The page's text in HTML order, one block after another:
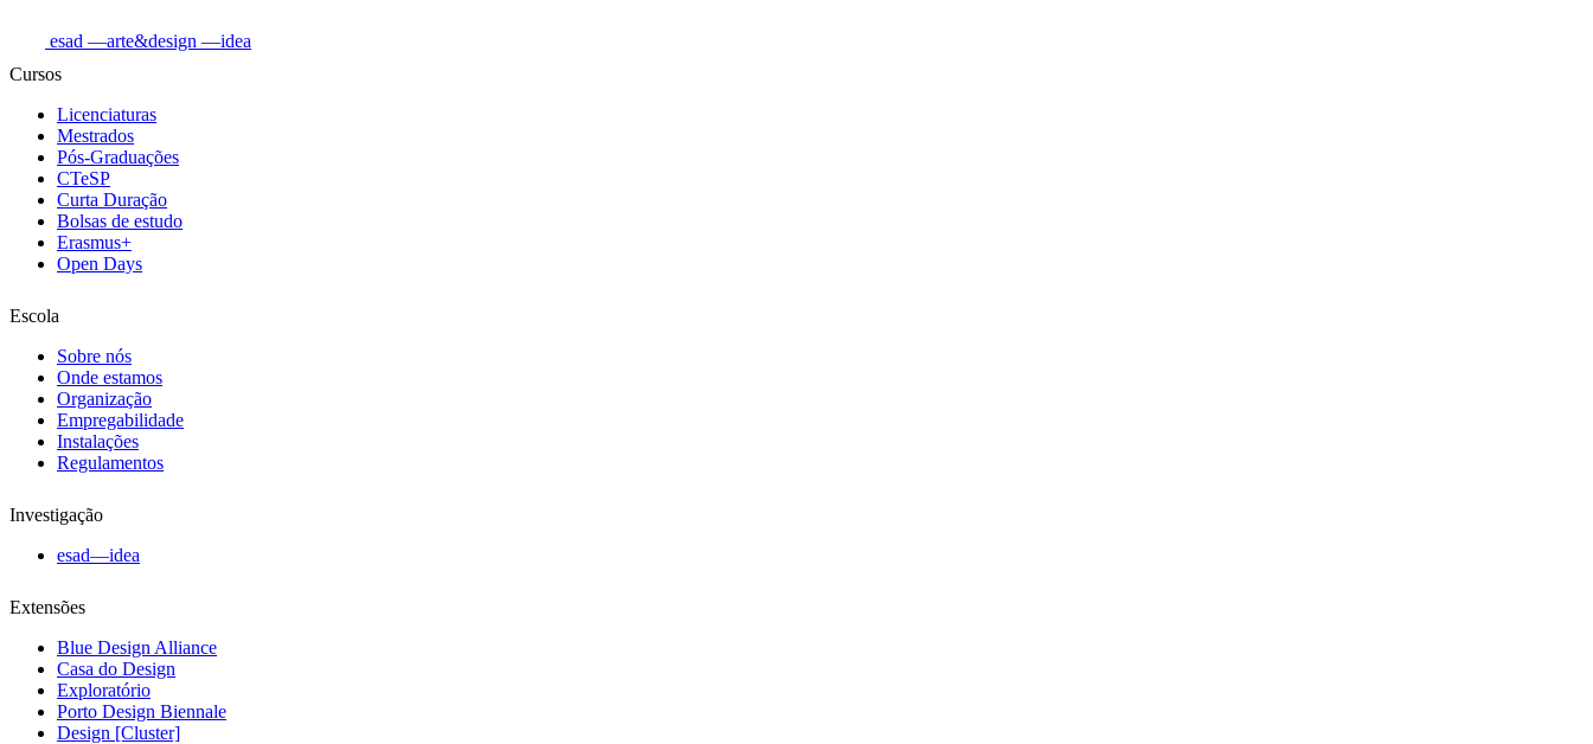
esad —arte&design —idea
Cursos
Licenciaturas
Mestrados
Pós-Graduações
CTeSP
Curta Duração
Bolsas de estudo
Erasmus+
Open Days
Escola
Sobre nós
Onde estamos
Organização
Empregabilidade
Instalações
Regulamentos
Investigação
esad—idea
Extensões
Blue Design Alliance
Casa do Design
Exploratório
Porto Design Biennale
Design [Cluster]